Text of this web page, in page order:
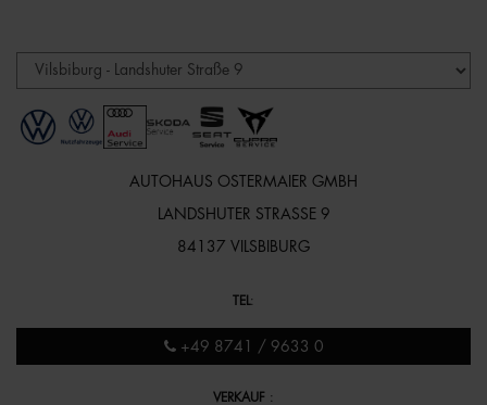
AUTOHAUS OSTERMAIER GMBH
LANDSHUTER STRASSE 9
84137 VILSBIBURG
TEL :
+49 8741 / 9633 0
VERKAUF :